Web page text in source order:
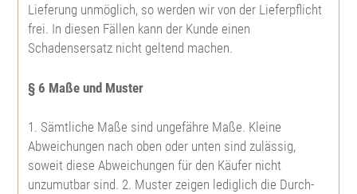
Sorbus intermedia
Wolliger Schneeball
Lieferung unmöglich, so werden wir von der Lieferpflicht
frei. In diesen Fällen kann der Kunde einen
Schadensersatz nicht geltend machen.
§ 6 Maße und Muster
1. Sämtliche Maße sind ungefähre Maße. Kleine
Abweichungen nach oben oder unten sind zulässig,
soweit diese Abweichungen für den Käufer nicht
unzumutbar sind. 2. Muster zeigen lediglich die Durch-